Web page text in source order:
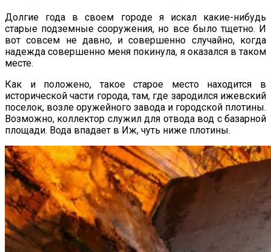
Долгие года в своем городе я искал какие-нибудь
старые подземные сооружения, но все было тщетно. И
вот совсем не давно, и совершенно случайно, когда
надежда совершенно меня покинула, я оказался в таком
месте.
Как и положено, такое старое место находится в
исторической части города, там, где зародился ижевский
поселок, возле оружейного завода и городской плотины.
Возможно, коллектор служил для отвода вод с базарной
площади. Вода впадает в Иж, чуть ниже плотины.